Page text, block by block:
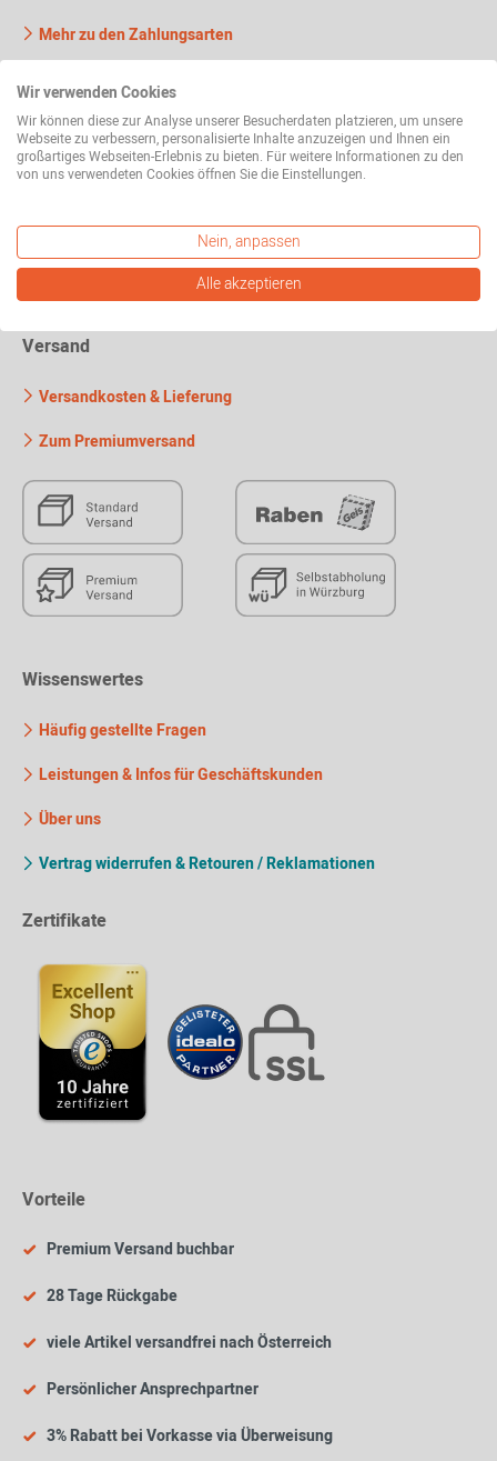
Mehr zu den Zahlungsarten
Versand
Versandkosten & Lieferung
Zum Premiumversand
Wissenswertes
Häufig gestellte Fragen
Leistungen & Infos für Geschäftskunden
Über uns
Vertrag widerrufen & Retouren / Reklamationen
Zertifikate
Vorteile
Premium Versand buchbar
28 Tage Rückgabe
viele Artikel versandfrei nach Österreich
Persönlicher Ansprechpartner
3% Rabatt bei Vorkasse via Überweisung
Wir verwenden Cookies
Wir können diese zur Analyse unserer Besucherdaten platzieren, um unsere
Webseite zu verbessern, personalisierte Inhalte anzuzeigen und Ihnen ein
großartiges Webseiten-Erlebnis zu bieten. Für weitere Informationen zu den
von uns verwendeten Cookies öffnen Sie die Einstellungen.
Nein, anpassen
Alle akzeptieren